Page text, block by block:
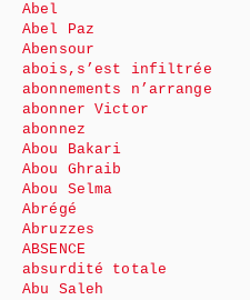
Abel
Abel Paz
Abensour
abois,s’est infiltrée
abonnements n’arrange
abonner Victor
abonnez
Abou Bakari
Abou Ghraib
Abou Selma
Abrégé
Abruzzes
ABSENCE
absurdité totale
Abu Saleh